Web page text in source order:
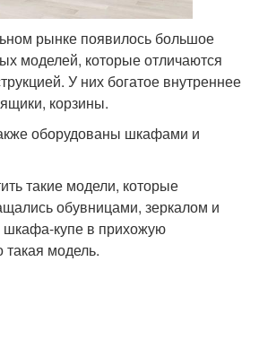
рынке появилось большое
моделей, которые отличаются
У них богатое внутреннее
корзины.
оборудованы шкафами и
такие модели, которые
обувницами, зеркалом и
купе в прихожую
такая модель.